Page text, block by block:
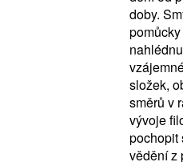
doby.
složek,
směrů v
vývoje
pochopit
vědění z